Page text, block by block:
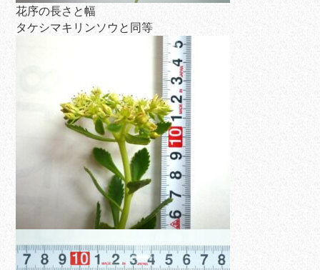
花序の長さと幅
タケシマキリンソウと同等